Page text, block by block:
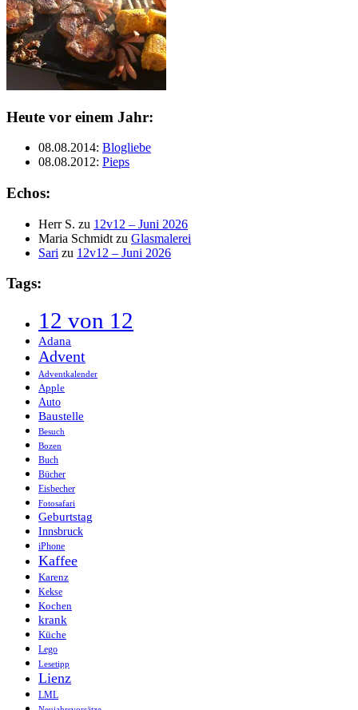
Heute vor einem Jahr:
08.08.2014: Blogliebe
08.08.2012: Pieps
Echos:
Herr S. zu 12v12 – Juni 2026
Maria Schmidt zu Glasmalerei
Sari zu 12v12 – Juni 2026
Tags:
12 von 12
Adana
Advent
Adventkalender
Apple
Auto
Baustelle
Besuch
Bozen
Buch
Bücher
Eisbecher
Fotosafari
Geburtstag
Innsbruck
iPhone
Kaffee
Karenz
Kekse
Kochen
krank
Küche
Lego
Lesetipp
Lienz
LML